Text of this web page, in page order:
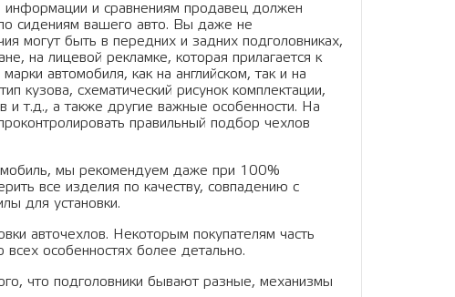
информации и сравнениям продавец должен
сидениям вашего авто. Вы даже не
могут быть в передних и задних подголовниках,
на лицевой рекламке, которая прилагается к
автомобиля, как на английском, так и на
кузова, схематический рисунок комплектации,
и т.д., а также другие важные особенности. На
правильный подбор чехлов
мы рекомендуем даже при 100%
все изделия по качеству, совпадению с
для установки.
авточехлов. Некоторым покупателям часть
особенностях более детально.
что подголовники бывают разные, механизмы